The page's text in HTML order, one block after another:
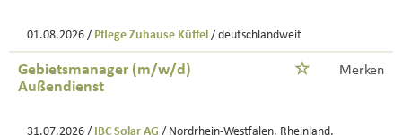
01.08.2026 / Pflege Zuhause Küffel / deutschlandweit
Gebietsmanager (m/w/d)
Außendienst
Merken
31.07.2026 / IBC Solar AG / Nordrhein-Westfalen, Rheinland,